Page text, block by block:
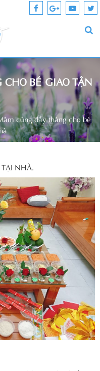
BÉ GIAO TẬN
cúng đầy tháng cho bé
NHÀ.